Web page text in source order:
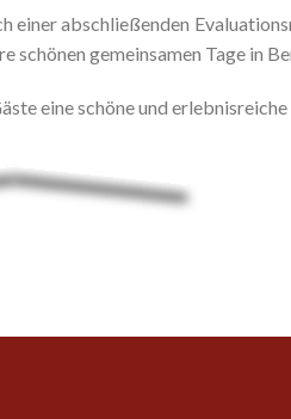
einer abschließenden
schönen gemeinsamen Tage in
eine schöne und